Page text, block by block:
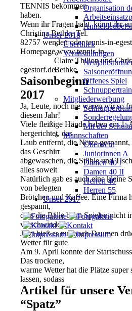
TENNIS bekommen
haben.
Wenn ihr Fragen habt, könnt ihr
Christina Bethke Tel.
82757 wenden oder tennis-in-
Homepage www.tennis-in-
egestorf.de.
Claire Thilion und
Bethke
Saisonbeginn
2017
Ja, Leute, noch nie waren wir so
diesem Jahr!
Viele fleißige Hände haben am 1.
hergerichtet, das
Laub entfernt, die Netze
das Geschirr
abgewaschen, die Stühle und
alles soweit
Natürlich gab es auch eine kleine
von belegten
Brötchen und Kaffee. Eine Firma
gespannt,
dass die Bälle beim Spielen nicht
verschwinden.
Jetzt hieß es nur noch Daumen
Wetter für gute
Am 9. April konnte der
Das trockene,
warme Wetter hat die Plätze super
lassen, sodass
Artikel für unsere
“Spatz”
Organisation
Unser 2018
Überblick
Veranstaltungen
Offenes Spiel
Mitgliederwerbung
Mit der
Mannschaften
Übersicht
Juniorinnen A
Damen 40 I
Damen 40 II
Herren 40
Herren 55
Unser 2017